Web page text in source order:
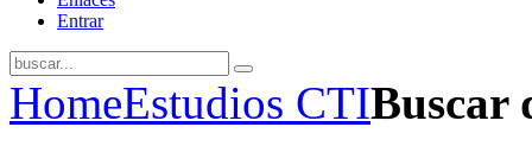
Entrar
HomeEstudios CTIBuscar